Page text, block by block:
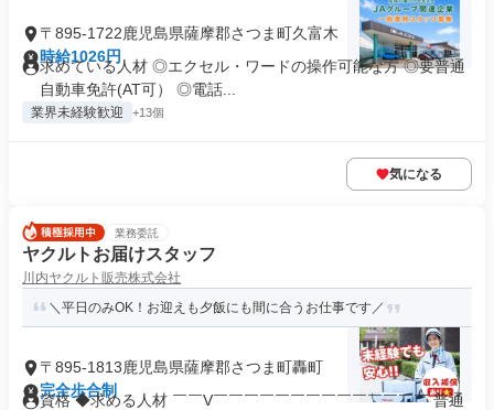
〒895-1722鹿児島県薩摩郡さつま町久富木
時給1026円
求めている人材 ◎エクセル・ワードの操作可能な方 ◎要普通
自動車免許(AT可） ◎電話...
業界未経験歓迎 +13個
気になる
業務委託
ヤクルトお届けスタッフ
川内ヤクルト販売株式会社
＼平日のみOK！お迎えも夕飯にも間に合うお仕事です／
〒895-1813鹿児島県薩摩郡さつま町轟町
完全歩合制
資格 ◆求める人材 ￣￣V￣￣￣￣￣￣￣￣￣￣￣￣￣￣ 普通